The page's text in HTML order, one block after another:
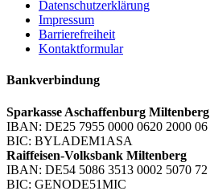
Datenschutzerklärung
Impressum
Barrierefreiheit
Kontaktformular
Bankverbindung
Sparkasse Aschaffenburg Miltenberg
IBAN: DE25 7955 0000 0620 2000 06
BIC: BYLADEM1ASA
Raiffeisen-Volksbank Miltenberg
IBAN: DE54 5086 3513 0002 5070 72
BIC: GENODE51MIC